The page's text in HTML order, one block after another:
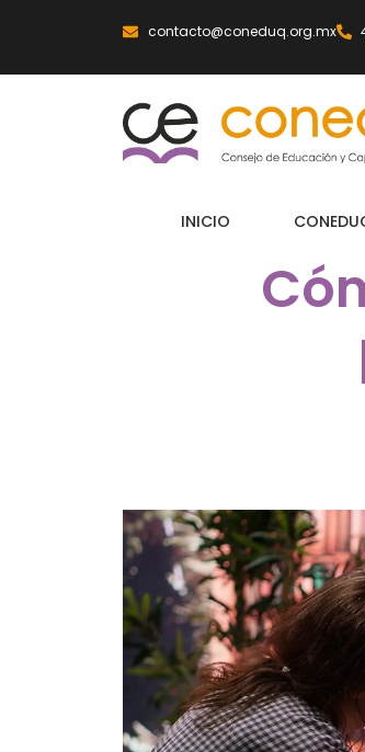
contacto@coneduq.org.mx
INICIO